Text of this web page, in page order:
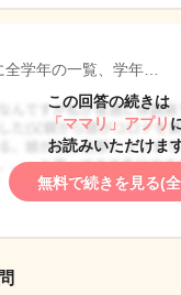
全学年の一覧、学年…
この回答の続きは
「ママリ」アプリ
お読みいただけま
無料で続きを見る(